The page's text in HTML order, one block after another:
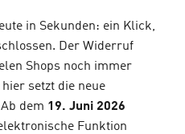
in Sekunden: ein Klick,
Der Widerruf
Shops noch immer
setzt die neue
dem 19. Juni 2026
Funktion